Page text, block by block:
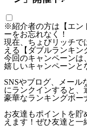
※紹介者の方は【エン
ーをお忘れなく！
現在、ちょびリッチで
える【ダブルランキン
今回のキャンペーンは
嬉しいキャンペーンと
SNSやブログ、メール
にランクインすると、
豪華なランキングボー
お友達もポイントを貯
えます！ぜひ友達と一